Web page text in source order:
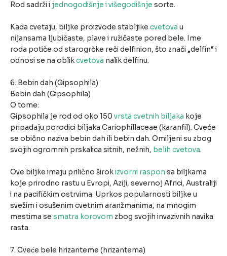
Rod sadrži i jednogodišnje i višegodišnje sorte.
Kada cvetaju, biljke proizvode stabljike cvetova u
nijansama ljubičaste, plave i ružičaste pored bele. Ime
roda potiče od starogrčke reči delfinion, što znači „delfin“ i
odnosi se na oblikcvetova nalik delfinu.
6. Bebin dah (Gipsophila)
Bebin dah (Gipsophila)
O tome:
Gipsophila je rod od oko 150 vrsta cvetnih biljaka koje
pripadaju porodici biljaka Cariophillaceae (karanfil). Cveće
se obično naziva bebin dah ili bebin dah. Omiljeni su zbog
svojih ogromnih prskalica sitnih, nežnih, belih cvetova.
Ove biljke imaju prilično širokizvorni raspon sa biljkama
koje prirodno rastu u Evropi, Aziji, severnoj Africi, Australiji
i na pacifičkim ostrvima. Uprkos popularnosti biljke u
svežim i osušenim cvetnim aranžmanima, na mnogim
mestima se smatra korovom zbog svojih invazivnih navika
rasta.
7. Cveće bele hrizanteme (hrizantema)